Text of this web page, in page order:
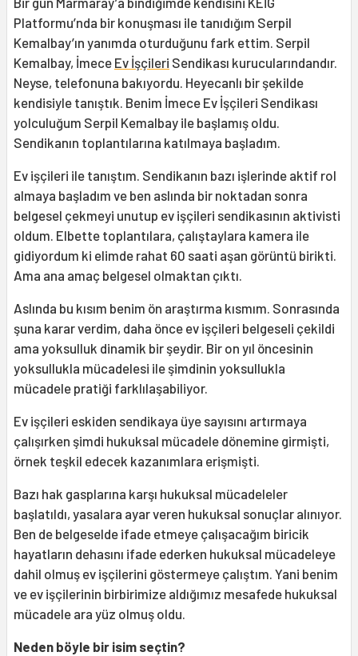
Platformu’nda bir konuşması ile tanıdığım Serpil
Kemalbay’ın yanımda oturduğunu fark ettim. Serpil
Kemalbay, İmece Ev İşçileri Sendikası kurucularındandır.
Neyse, telefonuna bakıyordu. Heyecanlı bir şekilde
kendisiyle tanıştık. Benim İmece Ev İşçileri Sendikası
yolculuğum Serpil Kemalbay ile başlamış oldu.
Sendikanın toplantılarına katılmaya başladım.
Ev işçileri ile tanıştım. Sendikanın bazı işlerinde aktif rol
almaya başladım ve ben aslında bir noktadan sonra
belgesel çekmeyi unutup ev işçileri sendikasının aktivisti
oldum. Elbette toplantılara, çalıştaylara kamera ile
gidiyordum ki elimde rahat 60 saati aşan görüntü birikti.
Ama ana amaç belgesel olmaktan çıktı.
Aslında bu kısım benim ön araştırma kısmım. Sonrasında
şuna karar verdim, daha önce ev işçileri belgeseli çekildi
ama yoksulluk dinamik bir şeydir. Bir on yıl öncesinin
yoksullukla mücadelesi ile şimdinin yoksullukla
mücadele pratiği farklılaşabiliyor.
Ev işçileri eskiden sendikaya üye sayısını artırmaya
çalışırken şimdi hukuksal mücadele dönemine girmişti,
örnek teşkil edecek kazanımlara erişmişti.
Bazı hak gasplarına karşı hukuksal mücadeleler
başlatıldı, yasalara ayar veren hukuksal sonuçlar alınıyor.
Ben de belgeselde ifade etmeye çalışacağım biricik
hayatların dehasını ifade ederken hukuksal mücadeleye
dahil olmuş ev işçilerini göstermeye çalıştım. Yani benim
ve ev işçilerinin birbirimize aldığımız mesafede hukuksal
mücadele ara yüz olmuş oldu.
Neden böyle bir isim seçtin?